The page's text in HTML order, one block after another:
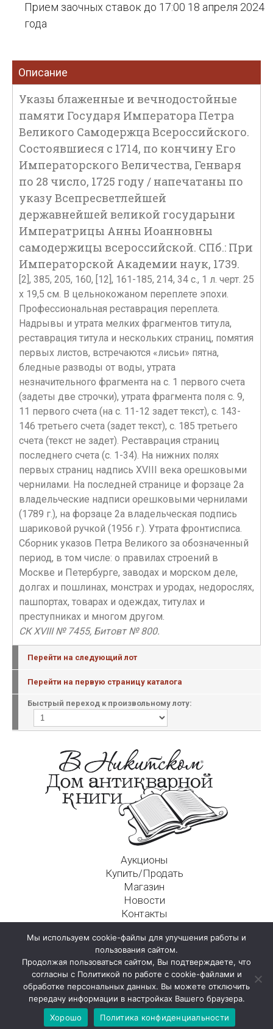
Прием заочных ставок до 17:00 18 апреля 2024
года
Описание
Указы блаженные и вечнодостойные
памяти Государя Императора Петра
Великого Самодержца Всероссийского.
Состоявшиеся с 1714, по кончину Его
Императорского Величества, Генваря
по 28 число, 1725 году / напечатаны по
указу Всепресветлейшей
державнейшей великой государыни
Императрицы Анны Иоанновны
самодержицы всероссийской. СПб.: При
Императорской Академии наук, 1739.
[2], 385, 205, 160, [12], 161-185, 214, 34 с., 1 л. черт. 25
х 19,5 см. В цельнокожаном переплете эпохи.
Профессиональная реставрация переплета.
Надрывы и утрата мелких фрагментов титула,
реставрация титула и нескольких страниц, помятия
первых листов, встречаются «лисьи» пятна,
бледные разводы от воды, утрата
незначительного фрагмента на с. 1 первого счета
(задеты две строчки), утрата фрагмента поля с. 9,
11 первого счета (на с. 11-12 задет текст), с. 143-
146 третьего счета (задет текст), с. 185 третьего
счета (текст не задет). Реставрация страниц
последнего счета (с. 1-34). На нижних полях
первых страниц надпись XVIII века орешковыми
чернилами. На последней странице и форзаце 2а
владельческие надписи орешковыми чернилами
(1789 г.), на форзаце 2а владельческая подпись
шариковой ручкой (1956 г.). Утрата фронтисписа.
Сборник указов Петра Великого за обозначенный
период, в том числе: о правилах строений в
Москве и Петербурге, заводах и морском деле,
долгах и пошлинах, монстрах и уродах, недорослях,
пашпортах, товарах и одеждах, титулах и
преступниках и многом другом.
СК XVIII № 7455, Битовт № 800.
Перейти на следующий лот
Перейти на первую страницу каталога
Быстрый переход к произвольному лоту:
Аукционы
Купить/Продать
Магазин
Новости
Контакты
125009, г. Москва, Никитский пер., д. 4а, стр. 1
Мы используем cookie-файлы для улучшения работы и
пользования сайтом.
Продолжая пользоваться сайтом, Вы подтверждаете, что
согласны с Политикой по работе с cookie-файлами и
обработке персональных данных. Вы можете отключить
передачу информации в настройках Вашего браузера.
Хорошо
Политика конфиденциальности